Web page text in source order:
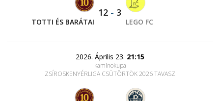
TOTTI ÉS BARÁTAI
12 - 3
LEGO FC
2026. Április 23. 21:15
kaminokupa
ZSÍROSKENYÉRLIGA CSÜTÖRTÖK 2026 TAVASZ